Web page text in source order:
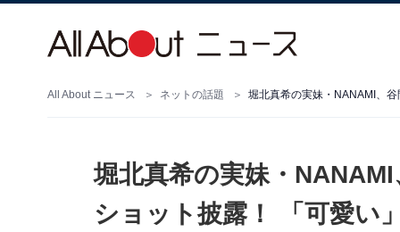
All About ニュース ネットの話題 堀北真希の実妹・NANAMI、
堀北真希の実妹・
ショット披露！ 「可愛い